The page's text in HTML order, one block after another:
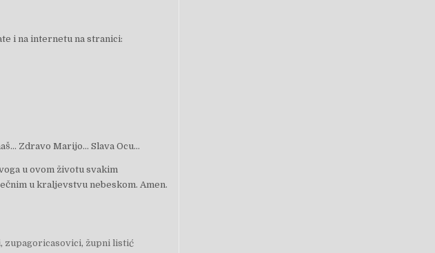
i na internetu na stranici:
Zdravo Marijo… Slava Ocu…
u ovom životu svakim
u kraljevstvu nebeskom. Amen.
, zupagoricasovici, župni listić